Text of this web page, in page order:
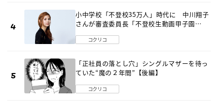
小中学校「不登校35万人」時代に 中川翔子
さんが審査委員長「不登校生動画甲子園
コクリコ
「正社員の落とし穴」シングルマザーを待っ
ていた“魔の２年間”【後編】
コクリコ